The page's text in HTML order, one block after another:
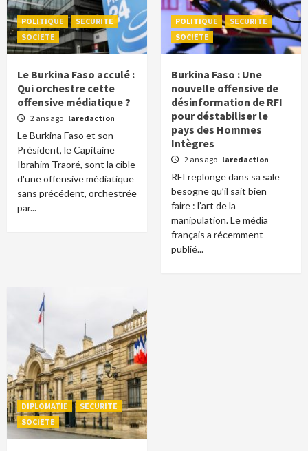
POLITIQUE
SECURITE
SOCIETE
Le Burkina Faso acculé :
Qui orchestre cette
offensive médiatique ?
2 ans ago laredaction
Le Burkina Faso et son
Président, le Capitaine
Ibrahim Traoré, sont la cible
d'une offensive médiatique
sans précédent, orchestrée
par...
POLITIQUE
SECURITE
SOCIETE
Burkina Faso : Une
nouvelle offensive de
désinformation de RFI
pour déstabiliser le
pays des Hommes
Intègres
2 ans ago laredaction
RFI replonge dans sa sale
besogne qu’il sait bien
faire : l’art de la
manipulation. Le média
français a récemment
publié...
DIPLOMATIE
SECURITE
SOCIETE